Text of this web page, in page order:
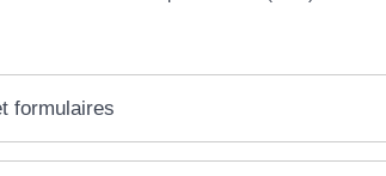
formulaires